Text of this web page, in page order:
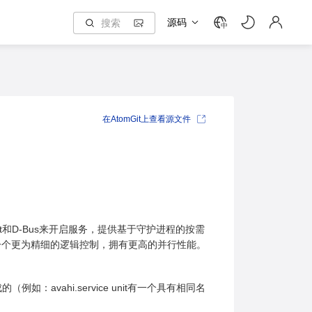
源码 中
D-Bus来开启服务，提供基于守护进程的按需
更为精细的逻辑控制，拥有更高的并行性能。
（例如：avahi.service unit有一个具有相同名
在AtomGit上查看源文件